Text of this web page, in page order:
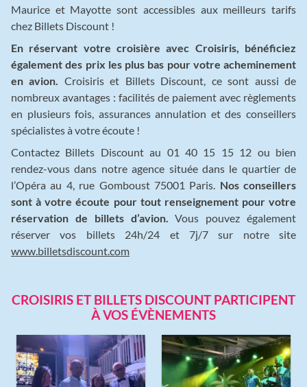
Maurice et Mayotte sont accessibles aux meilleurs tarifs
chez Billets Discount !
En réservant votre croisière avec Croisiris, bénéficiez
également des prix les plus bas pour votre acheminement
en avion.
Croisiris et Billets Discount, ce sont aussi de
nombreux avantages : facilités de paiement avec règlements
en plusieurs fois, assurances annulation et des conseillers
spécialistes à votre écoute !
Contactez Billets Discount au 01 40 15 15 12 ou bien
rendez-vous dans notre agence située dans le quartier de
l’Opéra au 4, rue Gomboust 75001 Paris. Nos conseillers
sont à votre écoute pour tout renseignement pour votre
réservation de billets d’avion.
Vous pouvez également
réserver vos billets 24h/24 et 7j/7 sur notre site
www.billetsdiscount.com
CROISIRIS ET BILLETS DISCOUNT PARTICIPENT
À VOS ÉVÈNEMENTS